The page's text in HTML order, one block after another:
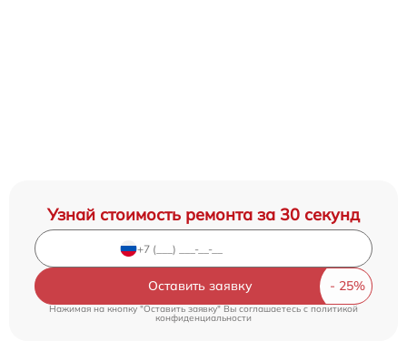
Узнай стоимость ремонта за 30 секунд
Оставить заявку
Нажимая на кнопку "Оставить заявку" Вы соглашаетесь cполитикой
конфиденциальности